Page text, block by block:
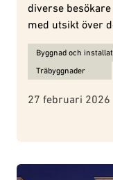
diverse
med utsikt över
Ämnen för
Byggnad och
Träbyggnader
27 februari 2026